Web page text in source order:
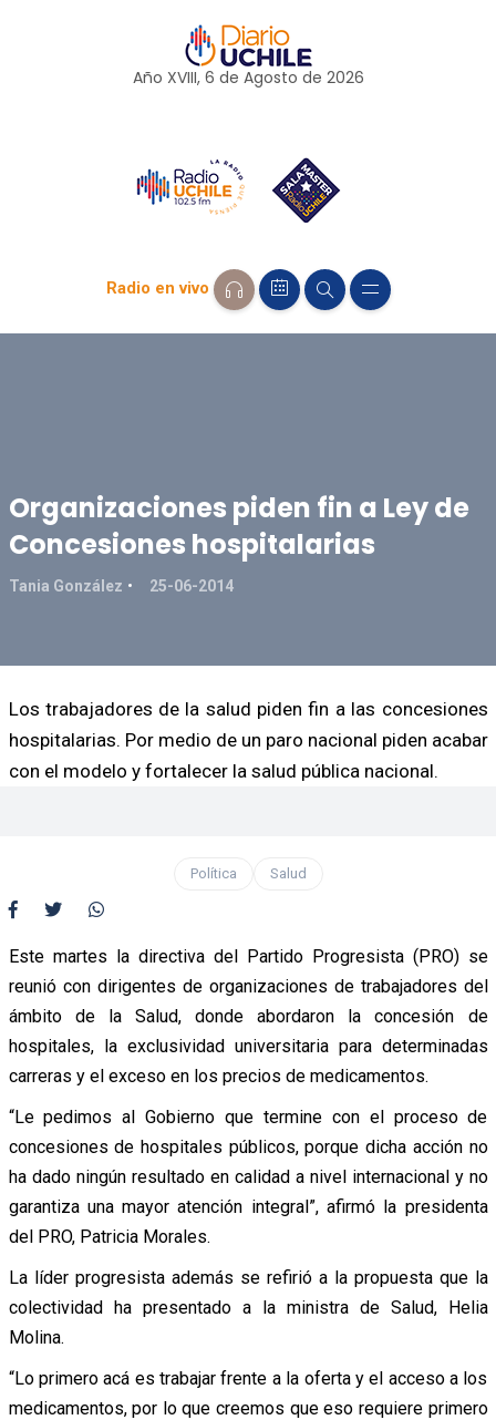
Año XVIII, 6 de Agosto de 2026
Radio en vivo
Organizaciones piden fin a Ley de
Concesiones hospitalarias
Tania González 25-06-2014
Los trabajadores de la salud piden fin a las concesiones
hospitalarias. Por medio de un paro nacional piden acabar
con el modelo y fortalecer la salud pública nacional.
Política Salud
Este martes la directiva del Partido Progresista (PRO) se
reunió con dirigentes de organizaciones de trabajadores del
ámbito de la Salud, donde abordaron la concesión de
hospitales, la exclusividad universitaria para determinadas
carreras y el exceso en los precios de medicamentos.
“Le pedimos al Gobierno que termine con el proceso de
concesiones de hospitales públicos, porque dicha acción no
ha dado ningún resultado en calidad a nivel internacional y no
garantiza una mayor atención integral”, afirmó la presidenta
del PRO, Patricia Morales.
La líder progresista además se refirió a la propuesta que la
colectividad ha presentado a la ministra de Salud, Helia
Molina.
“Lo primero acá es trabajar frente a la oferta y el acceso a los
medicamentos, por lo que creemos que eso requiere primero